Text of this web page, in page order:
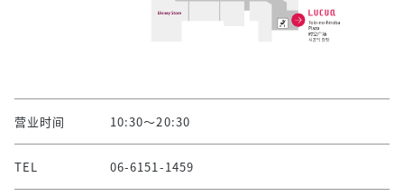
营业时间 10:30～20:30
TEL 06-6151-1459